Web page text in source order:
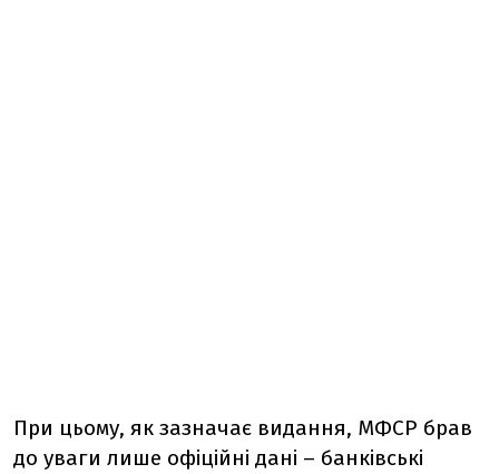
При цьому, як зазначає видання, МФСР брав
до уваги лише офіційні дані – банківські